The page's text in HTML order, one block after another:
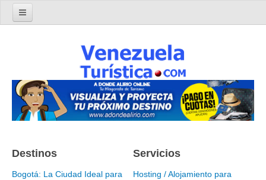
Turismo en Venezuela
Parques Nacionales de Venezuela
Parque Nacional Archipiélago Los Roques
Parque Nacional Canaima
Parque Nacional Henri Pittier y Choroní
Parque Nacional La Cueva del Guácharo
Destinos
Bogotá: La Ciudad Ideal para
Servicios
Hosting / Alojamiento para